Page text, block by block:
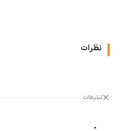
نظرات
تبلیغات